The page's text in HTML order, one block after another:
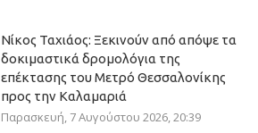
Νίκος Ταχιάος: Ξεκινούν από απόψε τα
δοκιμαστικά δρομολόγια της
επέκτασης του Μετρό Θεσσαλονίκης
προς την Καλαμαριά
Παρασκευή, 7 Αυγούστου 2026, 20:39